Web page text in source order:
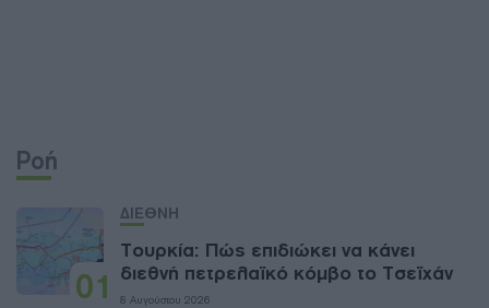
Ροή
01
ΔΙΕΘΝΗ
Τουρκία: Πώς επιδιώκει να κάνει
διεθνή πετρελαϊκό κόμβο το Τσεϊχάν
8 Αυγούστου 2026